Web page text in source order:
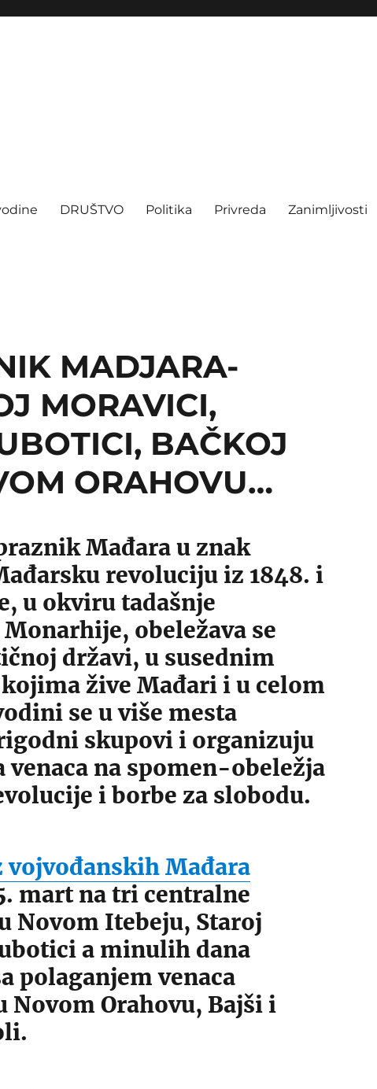
DRUŠTVO Politika Privreda Zanimljivosti
MADJARA-
MORAVICI,
BAČKOJ
ORAHOVU…
Mađara u znak
revoluciju iz 1848. i
u okviru tadašnje
obeležava se
državi, u susednim
žive Mađari i u celom
se u više mesta
skupovi i organizuju
venaca na spomen-obeležja
i borbe za slobodu.
vojvođanskih Mađara
mart na tri centralne
Novom Itebeju, Staroj
a minulih dana
polaganjem venaca
Novom Orahovu, Bajši i